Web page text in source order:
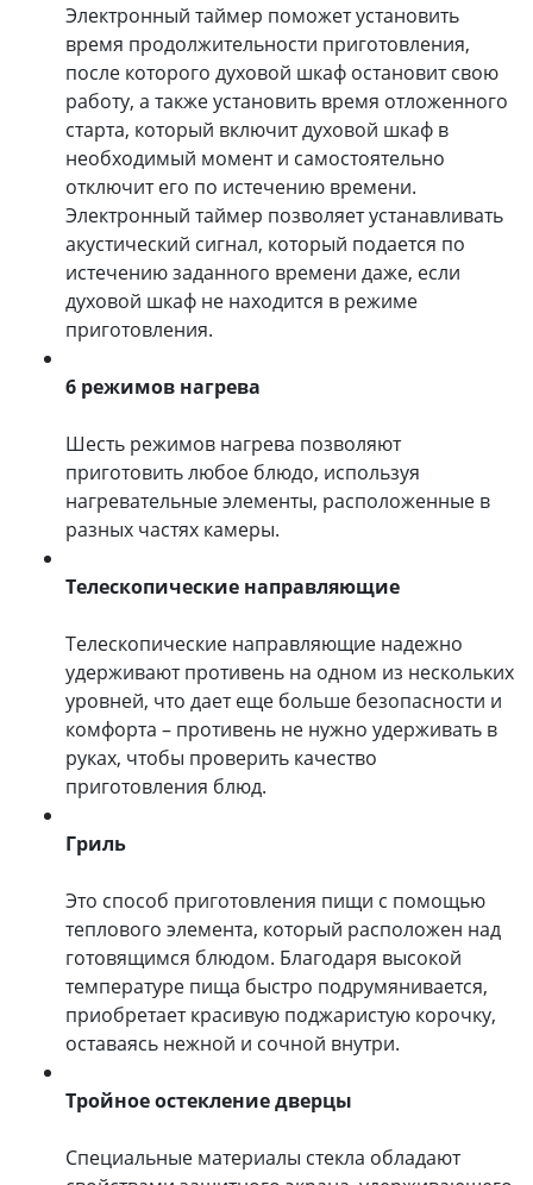
Электронный таймер поможет установить
время продолжительности приготовления,
после которого духовой шкаф остановит свою
работу, а также установить время отложенного
старта, который включит духовой шкаф в
необходимый момент и самостоятельно
отключит его по истечению времени.
Электронный таймер позволяет устанавливать
акустический сигнал, который подается по
истечению заданного времени даже, если
духовой шкаф не находится в режиме
приготовления.
6 режимов нагрева
Шесть режимов нагрева позволяют
приготовить любое блюдо, используя
нагревательные элементы, расположенные в
разных частях камеры.
Телескопические направляющие
Телескопические направляющие надежно
удерживают противень на одном из нескольких
уровней, что дает еще больше безопасности и
комфорта – противень не нужно удерживать в
руках, чтобы проверить качество
приготовления блюд.
Гриль
Это способ приготовления пищи с помощью
теплового элемента, который расположен над
готовящимся блюдом. Благодаря высокой
температуре пища быстро подрумянивается,
приобретает красивую поджаристую корочку,
оставаясь нежной и сочной внутри.
Тройное остекление дверцы
Специальные материалы стекла обладают